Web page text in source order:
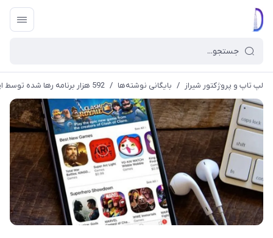
لپ تاپ و پروژکتور شیراز / بایگانی نوشته‌ها / 592 هزار برنامه رها شده توسط اپل و گوگل از فروشگاه ها حذف شدند